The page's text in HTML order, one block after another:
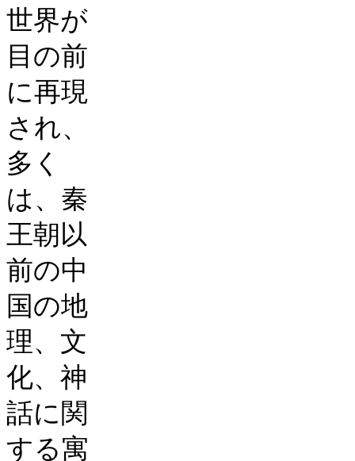
世界が
目の前
に再現
され、
多く
は、秦
王朝以
前の中
国の地
理、文
化、神
話に関
する寓